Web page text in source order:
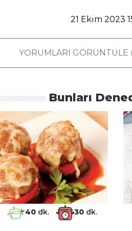
21 Ekim 2023
YORUMLARI GÖRÜNTÜLE
Bunları
40dk. 30dk.